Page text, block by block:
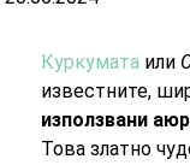
Куркумата или
известните,
използвани
Това златно